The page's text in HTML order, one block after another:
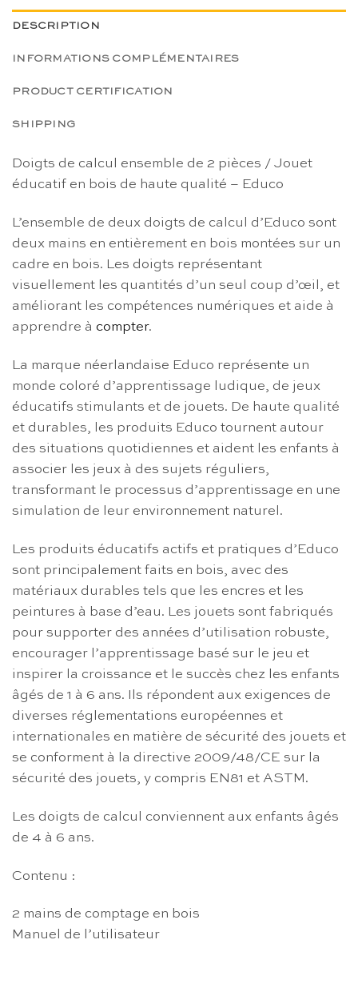
DESCRIPTION
INFORMATIONS COMPLÉMENTAIRES
PRODUCT CERTIFICATION
SHIPPING
Doigts de calcul ensemble de 2 pièces / Jouet
éducatif en bois de haute qualité – Educo
L’ensemble de deux doigts de calcul d’Educo sont
deux mains en entièrement en bois montées sur un
cadre en bois. Les doigts représentant
visuellement les quantités d’un seul coup d’œil, et
améliorant les compétences numériques et aide à
apprendre à compter.
La marque néerlandaise Educo représente un
monde coloré d’apprentissage ludique, de jeux
éducatifs stimulants et de jouets. De haute qualité
et durables, les produits Educo tournent autour
des situations quotidiennes et aident les enfants à
associer les jeux à des sujets réguliers,
transformant le processus d’apprentissage en une
simulation de leur environnement naturel.
Les produits éducatifs actifs et pratiques d’Educo
sont principalement faits en bois, avec des
matériaux durables tels que les encres et les
peintures à base d’eau. Les jouets sont fabriqués
pour supporter des années d’utilisation robuste,
encourager l’apprentissage basé sur le jeu et
inspirer la croissance et le succès chez les enfants
âgés de 1 à 6 ans. Ils répondent aux exigences de
diverses réglementations européennes et
internationales en matière de sécurité des jouets et
se conforment à la directive 2009/48/CE sur la
sécurité des jouets, y compris EN81 et ASTM.
Les doigts de calcul conviennent aux enfants âgés
de 4 à 6 ans.
Contenu :
2 mains de comptage en bois
Manuel de l’utilisateur